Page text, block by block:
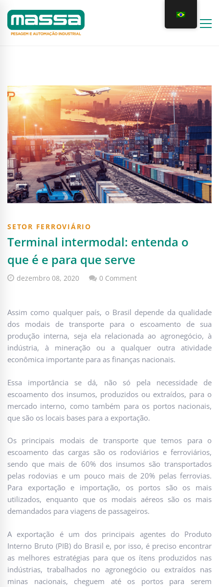
SETOR FERROVIÁRIO
Terminal intermodal: entenda o
que é e para que serve
dezembro 08, 2020 0 Comment
Assim como qualquer país, o Brasil depende da qualidade
dos modais de transporte para o escoamento de sua
produção interna, seja ela relacionada ao agronegócio, à
indústria, à mineração ou a qualquer outra atividade
econômica importante para as finanças nacionais.
Essa importância se dá, não só pela necessidade de
escoamento dos insumos, produzidos ou extraídos, para o
mercado interno, como também para os portos nacionais,
que são os locais bases para a exportação.
Os principais modais de transporte que temos para o
escoamento das cargas são os rodoviários e ferroviários,
sendo que mais de 60% dos insumos são transportados
pelas rodovias e um pouco mais de 20% pelas ferrovias.
Para exportação e importação, os portos são os mais
utilizados, enquanto que os modais aéreos são os mais
demandados para viagens de passageiros.
A exportação é um dos principais agentes do Produto
Interno Bruto (PIB) do Brasil e, por isso, é preciso encontrar
as melhores estratégias para que os ítens produzidos nas
indústrias, trabalhados no agronegócio ou extraídos nas
minas nacionais, cheguem até os portos para serem